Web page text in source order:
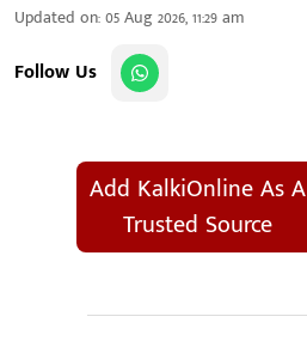
Updated on:05 Aug 2026, 11:29 am
Follow Us
Add KalkiOnline As A
Trusted Source